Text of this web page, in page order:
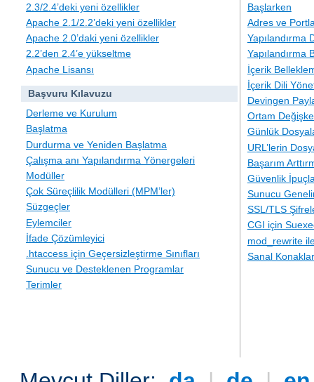
2.3/2.4’deki yeni özellikler
Apache 2.1/2.2’deki yeni özellikler
Apache 2.0’daki yeni özellikler
2.2’den 2.4’e yükseltme
Apache Lisansı
Başvuru Kılavuzu
Derleme ve Kurulum
Başlatma
Durdurma ve Yeniden Başlatma
Çalışma anı Yapılandırma Yönergeleri
Modüller
Çok Süreçlilik Modülleri (MPM’ler)
Süzgeçler
Eylemciler
İfade Çözümleyici
.htaccess için Geçersizleştirme Sınıfları
Sunucu ve Desteklenen Programlar
Terimler
Başlarken
Adres ve
Yapılandırma
Yapılandırma
İçerik
İçerik Dili
Devingen
Ortam
Günlük
URL’lerin
Başarım
Güvenlik
Sunucu
SSL/TLS
CGI için
mod_rewrite
Sanal Konaklar